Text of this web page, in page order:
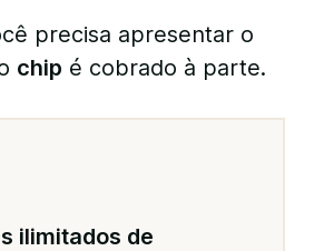
precisa apresentar o
chip é cobrado à parte.
ilimitados de